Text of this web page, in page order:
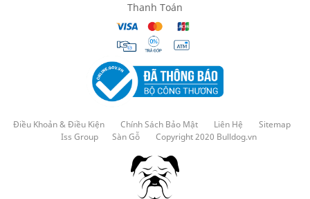
Thanh Toán
Điều Khoản & Điều Kiện Chính Sách Bảo Mật Liên Hệ
Sitemap
Iss Group
Sàn Gỗ Copyright 2020 Bulldog.vn